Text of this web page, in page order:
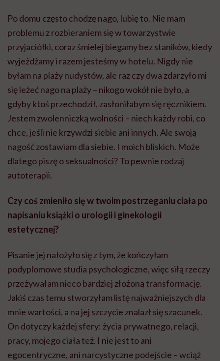
Po domu często chodzę nago, lubię to. Nie mam
problemu z rozbieraniem się w towarzystwie
przyjaciółki, coraz śmielej biegamy bez staników, kiedy
wyjeżdżamy i razem jesteśmy w hotelu. Nigdy nie
byłam na plaży nudystów, ale raz czy dwa zdarzyło mi
się leżeć nago na plaży – nikogo wokół nie było, a
gdyby ktoś przechodził, zasłoniłabym się ręcznikiem.
Jestem zwolenniczką wolności – niech każdy robi, co
chce, jeśli nie krzywdzi siebie ani innych. Ale swoją
nagość zostawiam dla siebie. I moich bliskich. Może
dlatego piszę o seksualności? To pewnie rodzaj
autoterapii.
Czy coś zmieniło się w twoim postrzeganiu ciała po
napisaniu książki o urologii i ginekologii
estetycznej?
Pisanie jej nałożyło się z tym, że kończyłam
podyplomowe studia psychologiczne, więc siłą rzeczy
przeżywałam nieco bardziej złożoną transformację.
Jakiś czas temu stworzyłam listę najważniejszych dla
mnie wartości, a na jej szczycie znalazł się szacunek.
On dotyczy każdej sfery: życia prywatnego, relacji,
pracy, mojego ciała też. I nie jest to ani
egocentryczne, ani narcystyczne podejście – wciąż